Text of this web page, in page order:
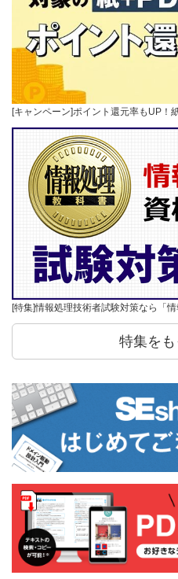
[キャンペーン]ポイント還元率もUP
[特集]情報処理技術者試験対策なら「情
特集を